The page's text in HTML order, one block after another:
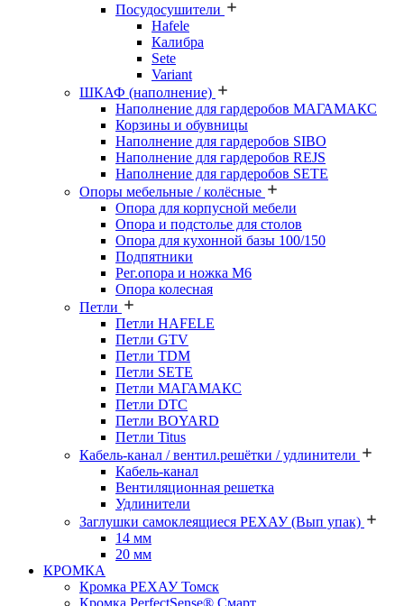
Посудосушители
Hafele
Калибра
Sete
Variant
ШКАФ (наполнение)
Наполнение для гардеробов МАГАМАКС
Корзины и обувницы
Наполнение для гардеробов SIBO
Наполнение для гардеробов REJS
Наполнение для гардеробов SETE
Опоры мебельные / колёсные
Опора для корпусной мебели
Опора и подстолье для столов
Опора для кухонной базы 100/150
Подпятники
Рег.опора и ножка М6
Опора колесная
Петли
Петли HAFELE
Петли GTV
Петли TDM
Петли SETE
Петли МАГАМАКС
Петли DTC
Петли BOYARD
Петли Titus
Кабель-канал / вентил.решётки / удлинители
Кабель-канал
Вентиляционная решетка
Удлинители
Заглушки самоклеящиеся РЕХАУ (Вып упак)
14 мм
20 мм
КРОМКА
Кромка PЕХАУ Томск
Кромка PerfectSense® Смарт